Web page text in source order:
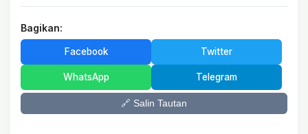
Bagikan:
Facebook Twitter
WhatsApp Telegram
🔗 Salin Tautan